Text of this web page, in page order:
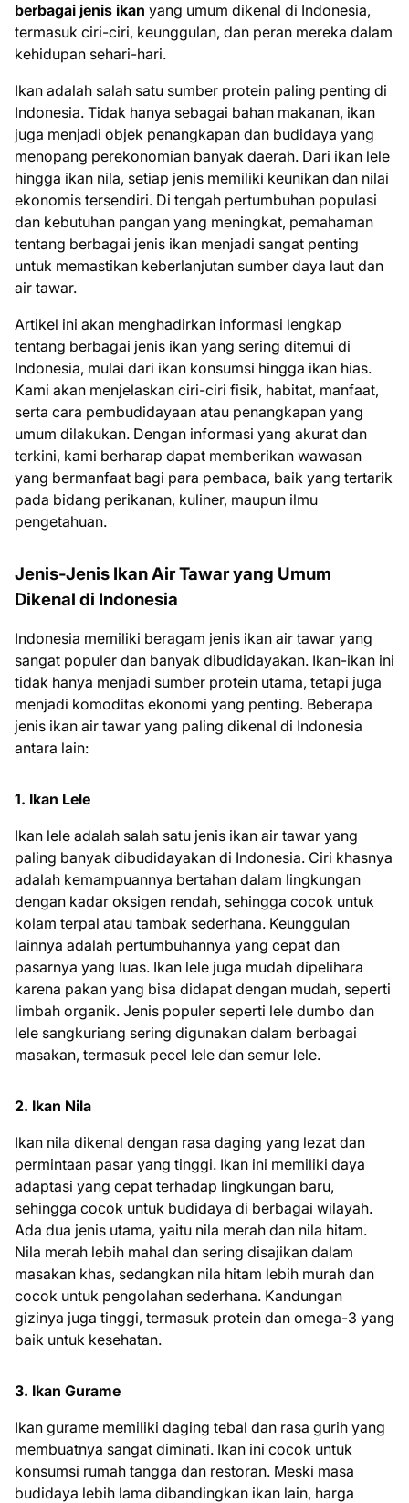
berbagai jenis ikan yang umum dikenal di Indonesia,
termasuk ciri-ciri, keunggulan, dan peran mereka dalam
kehidupan sehari-hari.
Ikan adalah salah satu sumber protein paling penting di
Indonesia. Tidak hanya sebagai bahan makanan, ikan
juga menjadi objek penangkapan dan budidaya yang
menopang perekonomian banyak daerah. Dari ikan lele
hingga ikan nila, setiap jenis memiliki keunikan dan nilai
ekonomis tersendiri. Di tengah pertumbuhan populasi
dan kebutuhan pangan yang meningkat, pemahaman
tentang berbagai jenis ikan menjadi sangat penting
untuk memastikan keberlanjutan sumber daya laut dan
air tawar.
Artikel ini akan menghadirkan informasi lengkap
tentang berbagai jenis ikan yang sering ditemui di
Indonesia, mulai dari ikan konsumsi hingga ikan hias.
Kami akan menjelaskan ciri-ciri fisik, habitat, manfaat,
serta cara pembudidayaan atau penangkapan yang
umum dilakukan. Dengan informasi yang akurat dan
terkini, kami berharap dapat memberikan wawasan
yang bermanfaat bagi para pembaca, baik yang tertarik
pada bidang perikanan, kuliner, maupun ilmu
pengetahuan.
Jenis-Jenis Ikan Air Tawar yang Umum
Dikenal di Indonesia
Indonesia memiliki beragam jenis ikan air tawar yang
sangat populer dan banyak dibudidayakan. Ikan-ikan ini
tidak hanya menjadi sumber protein utama, tetapi juga
menjadi komoditas ekonomi yang penting. Beberapa
jenis ikan air tawar yang paling dikenal di Indonesia
antara lain:
1. Ikan Lele
Ikan lele adalah salah satu jenis ikan air tawar yang
paling banyak dibudidayakan di Indonesia. Ciri khasnya
adalah kemampuannya bertahan dalam lingkungan
dengan kadar oksigen rendah, sehingga cocok untuk
kolam terpal atau tambak sederhana. Keunggulan
lainnya adalah pertumbuhannya yang cepat dan
pasarnya yang luas. Ikan lele juga mudah dipelihara
karena pakan yang bisa didapat dengan mudah, seperti
limbah organik. Jenis populer seperti lele dumbo dan
lele sangkuriang sering digunakan dalam berbagai
masakan, termasuk pecel lele dan semur lele.
2. Ikan Nila
Ikan nila dikenal dengan rasa daging yang lezat dan
permintaan pasar yang tinggi. Ikan ini memiliki daya
adaptasi yang cepat terhadap lingkungan baru,
sehingga cocok untuk budidaya di berbagai wilayah.
Ada dua jenis utama, yaitu nila merah dan nila hitam.
Nila merah lebih mahal dan sering disajikan dalam
masakan khas, sedangkan nila hitam lebih murah dan
cocok untuk pengolahan sederhana. Kandungan
gizinya juga tinggi, termasuk protein dan omega-3 yang
baik untuk kesehatan.
3. Ikan Gurame
Ikan gurame memiliki daging tebal dan rasa gurih yang
membuatnya sangat diminati. Ikan ini cocok untuk
konsumsi rumah tangga dan restoran. Meski masa
budidaya lebih lama dibandingkan ikan lain, harga